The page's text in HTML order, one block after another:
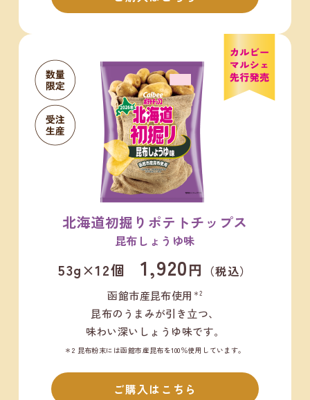
北海道初掘りポテトチップス
昆布しょうゆ味
53g×12個 1,920円 （税込）
函館市産昆布使用 ＊2
昆布のうまみが引き立つ、
味わい深いしょうゆ味です。
＊2 昆布粉末には函館市産昆布を100％使用しています。
ご購入はこちら